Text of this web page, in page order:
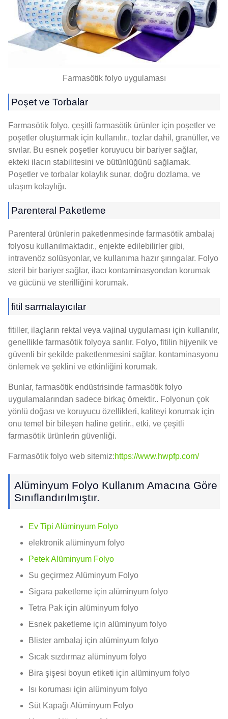
Farmasötik folyo uygulaması
Poşet ve Torbalar
Farmasötik folyo, çeşitli farmasötik ürünler için poşetler ve
poşetler oluşturmak için kullanılır., tozlar dahil, granüller, ve
sıvılar. Bu esnek poşetler koruyucu bir bariyer sağlar,
ekteki ilacın stabilitesini ve bütünlüğünü sağlamak.
Poşetler ve torbalar kolaylık sunar, doğru dozlama, ve
ulaşım kolaylığı.
Parenteral Paketleme
Parenteral ürünlerin paketlenmesinde farmasötik ambalaj
folyosu kullanılmaktadır., enjekte edilebilirler gibi,
intravenöz solüsyonlar, ve kullanıma hazır şırıngalar. Folyo
steril bir bariyer sağlar, ilacı kontaminasyondan korumak
ve gücünü ve sterilliğini korumak.
fitil sarmalayıcılar
fitiller, ilaçların rektal veya vajinal uygulaması için kullanılır,
genellikle farmasötik folyoya sarılır. Folyo, fitilin hijyenik ve
güvenli bir şekilde paketlenmesini sağlar, kontaminasyonu
önlemek ve şeklini ve etkinliğini korumak.
Bunlar, farmasötik endüstrisinde farmasötik folyo
uygulamalarından sadece birkaç örnektir.. Folyonun çok
yönlü doğası ve koruyucu özellikleri, kaliteyi korumak için
onu temel bir bileşen haline getirir., etki, ve çeşitli
farmasötik ürünlerin güvenliği.
Farmasötik folyo web sitemiz:https://www.hwpfp.com/
Alüminyum Folyo Kullanım Amacına Göre
Sınıflandırılmıştır.
Ev Tipi Alüminyum Folyo
elektronik alüminyum folyo
Petek Alüminyum Folyo
Su geçirmez Alüminyum Folyo
Sigara paketleme için alüminyum folyo
Tetra Pak için alüminyum folyo
Esnek paketleme için alüminyum folyo
Blister ambalaj için alüminyum folyo
Sıcak sızdırmaz alüminyum folyo
Bira şişesi boyun etiketi için alüminyum folyo
Isı koruması için alüminyum folyo
Süt Kapağı Alüminyum Folyo